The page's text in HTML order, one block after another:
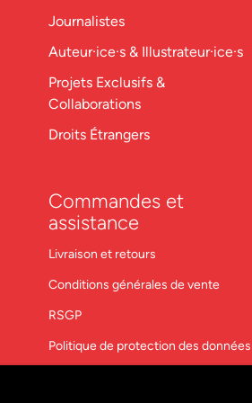
Journalistes
Auteur·ice·s & Illustrateur·ice·s
Projets Exclusifs &
Collaborations
Droits Étrangers
Commandes et
assistance
Livraison et retours
Conditions générales de vente
RSGP
Politique de protection des données